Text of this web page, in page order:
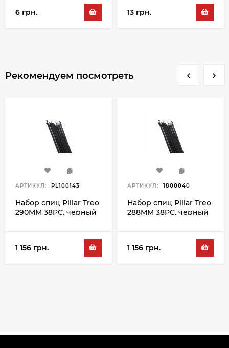
6 грн.
13 грн.
Рекомендуем посмотреть
АРТИКУЛ: PL100143
Набор спиц Pillar Treo
290MM 38PC, черный
1 156 грн.
АРТИКУЛ: 1800040
Набор спиц Pillar Treo
288MM 38PC, черный
1 156 грн.